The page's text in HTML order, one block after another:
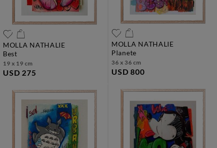
MOLLA NATHALIE
best
19 x 19 cm
USD 275
MOLLA NATHALIE
planete
36 x 36 cm
USD 800